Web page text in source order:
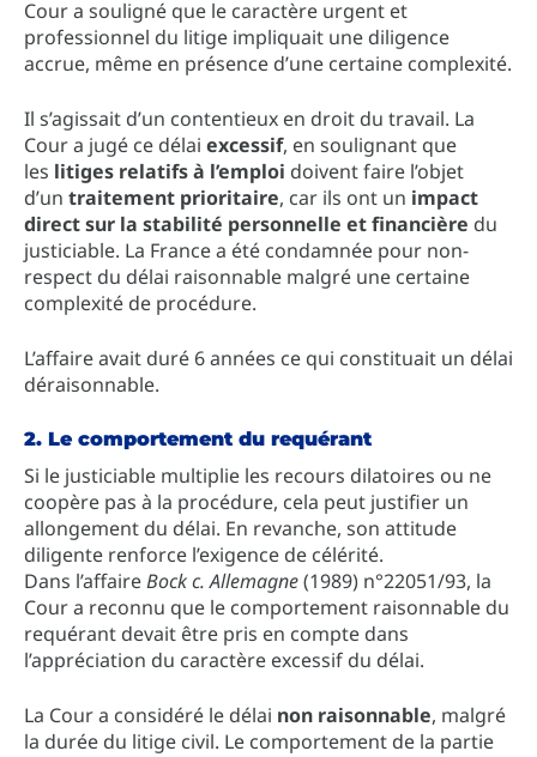
Cour a souligné que le caractère urgent et
professionnel du litige impliquait une diligence
accrue, même en présence d’une certaine complexité.
Il s’agissait d’un contentieux en droit du travail. La
Cour a jugé ce délai excessif, en soulignant que
les litiges relatifs à l’emploi doivent faire l’objet
d’un traitement prioritaire, car ils ont un impact
direct sur la stabilité personnelle et financière du
justiciable. La France a été condamnée pour non-
respect du délai raisonnable malgré une certaine
complexité de procédure.
L’affaire avait duré 6 années ce qui constituait un délai
déraisonnable.
2. Le comportement du requérant
Si le justiciable multiplie les recours dilatoires ou ne
coopère pas à la procédure, cela peut justifier un
allongement du délai. En revanche, son attitude
diligente renforce l’exigence de célérité.
Dans l’affaireBock c. Allemagne(1989) n°22051/93, la
Cour a reconnu que le comportement raisonnable du
requérant devait être pris en compte dans
l’appréciation du caractère excessif du délai.
La Cour a considéré le délai non raisonnable, malgré
la durée du litige civil. Le comportement de la partie